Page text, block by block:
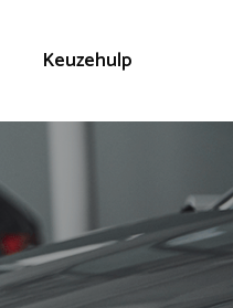
Keuzehulp